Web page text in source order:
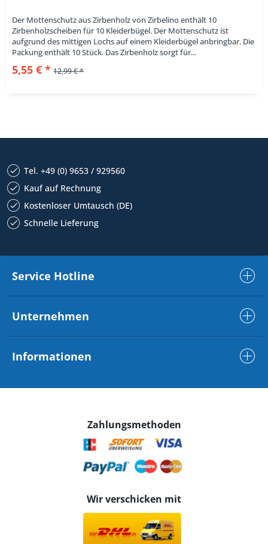
Der Mottenschutz aus Zirbenholz von Zirbelino enthält 10
Zirbenholzscheiben für 10 Kleiderbügel. Der Mottenschutz ist
aufgrund des mittigen Lochs auf einem Kleiderbügel anbringbar. Die
Packung enthält 10 Stück. Das Zirbenholz sorgt für...
5,55 € * 12,99 € *
Tel. +49 (0) 9653 / 929560
Kauf auf Rechnung
Kostenloser Umtausch (DE)
Schnelle Lieferung
Service Hotline
Unternehmen
Informationen
Zahlungsmethoden
Wir verschicken mit